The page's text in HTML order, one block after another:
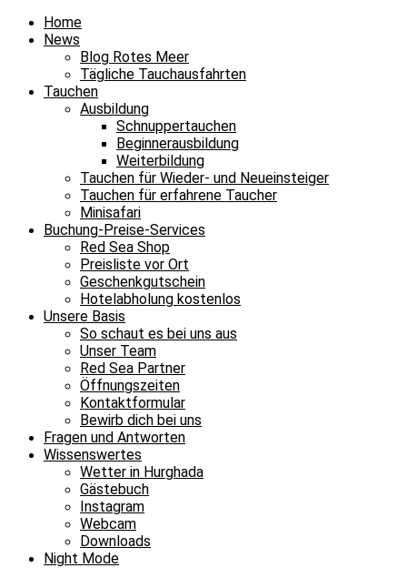
Home
News
Blog Rotes Meer
Tägliche Tauchausfahrten
Tauchen
Ausbildung
Schnuppertauchen
Beginnerausbildung
Weiterbildung
Tauchen für Wieder- und Neueinsteiger
Tauchen für erfahrene Taucher
Minisafari
Buchung-Preise-Services
Red Sea Shop
Preisliste vor Ort
Geschenkgutschein
Hotelabholung kostenlos
Unsere Basis
So schaut es bei uns aus
Unser Team
Red Sea Partner
Öffnungszeiten
Kontaktformular
Bewirb dich bei uns
Fragen und Antworten
Wissenswertes
Wetter in Hurghada
Gästebuch
Instagram
Webcam
Downloads
Night Mode